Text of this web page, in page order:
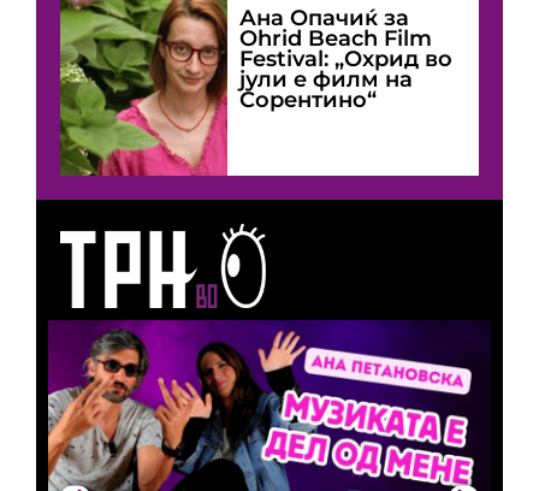
Ана Опачиќ за
Оhrid Beach Film
Festival: „Охрид во
јули е филм на
Сорентино“